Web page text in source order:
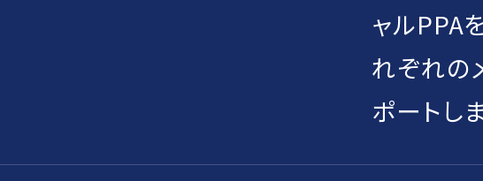
ャルPPA
れぞれの
ポートし